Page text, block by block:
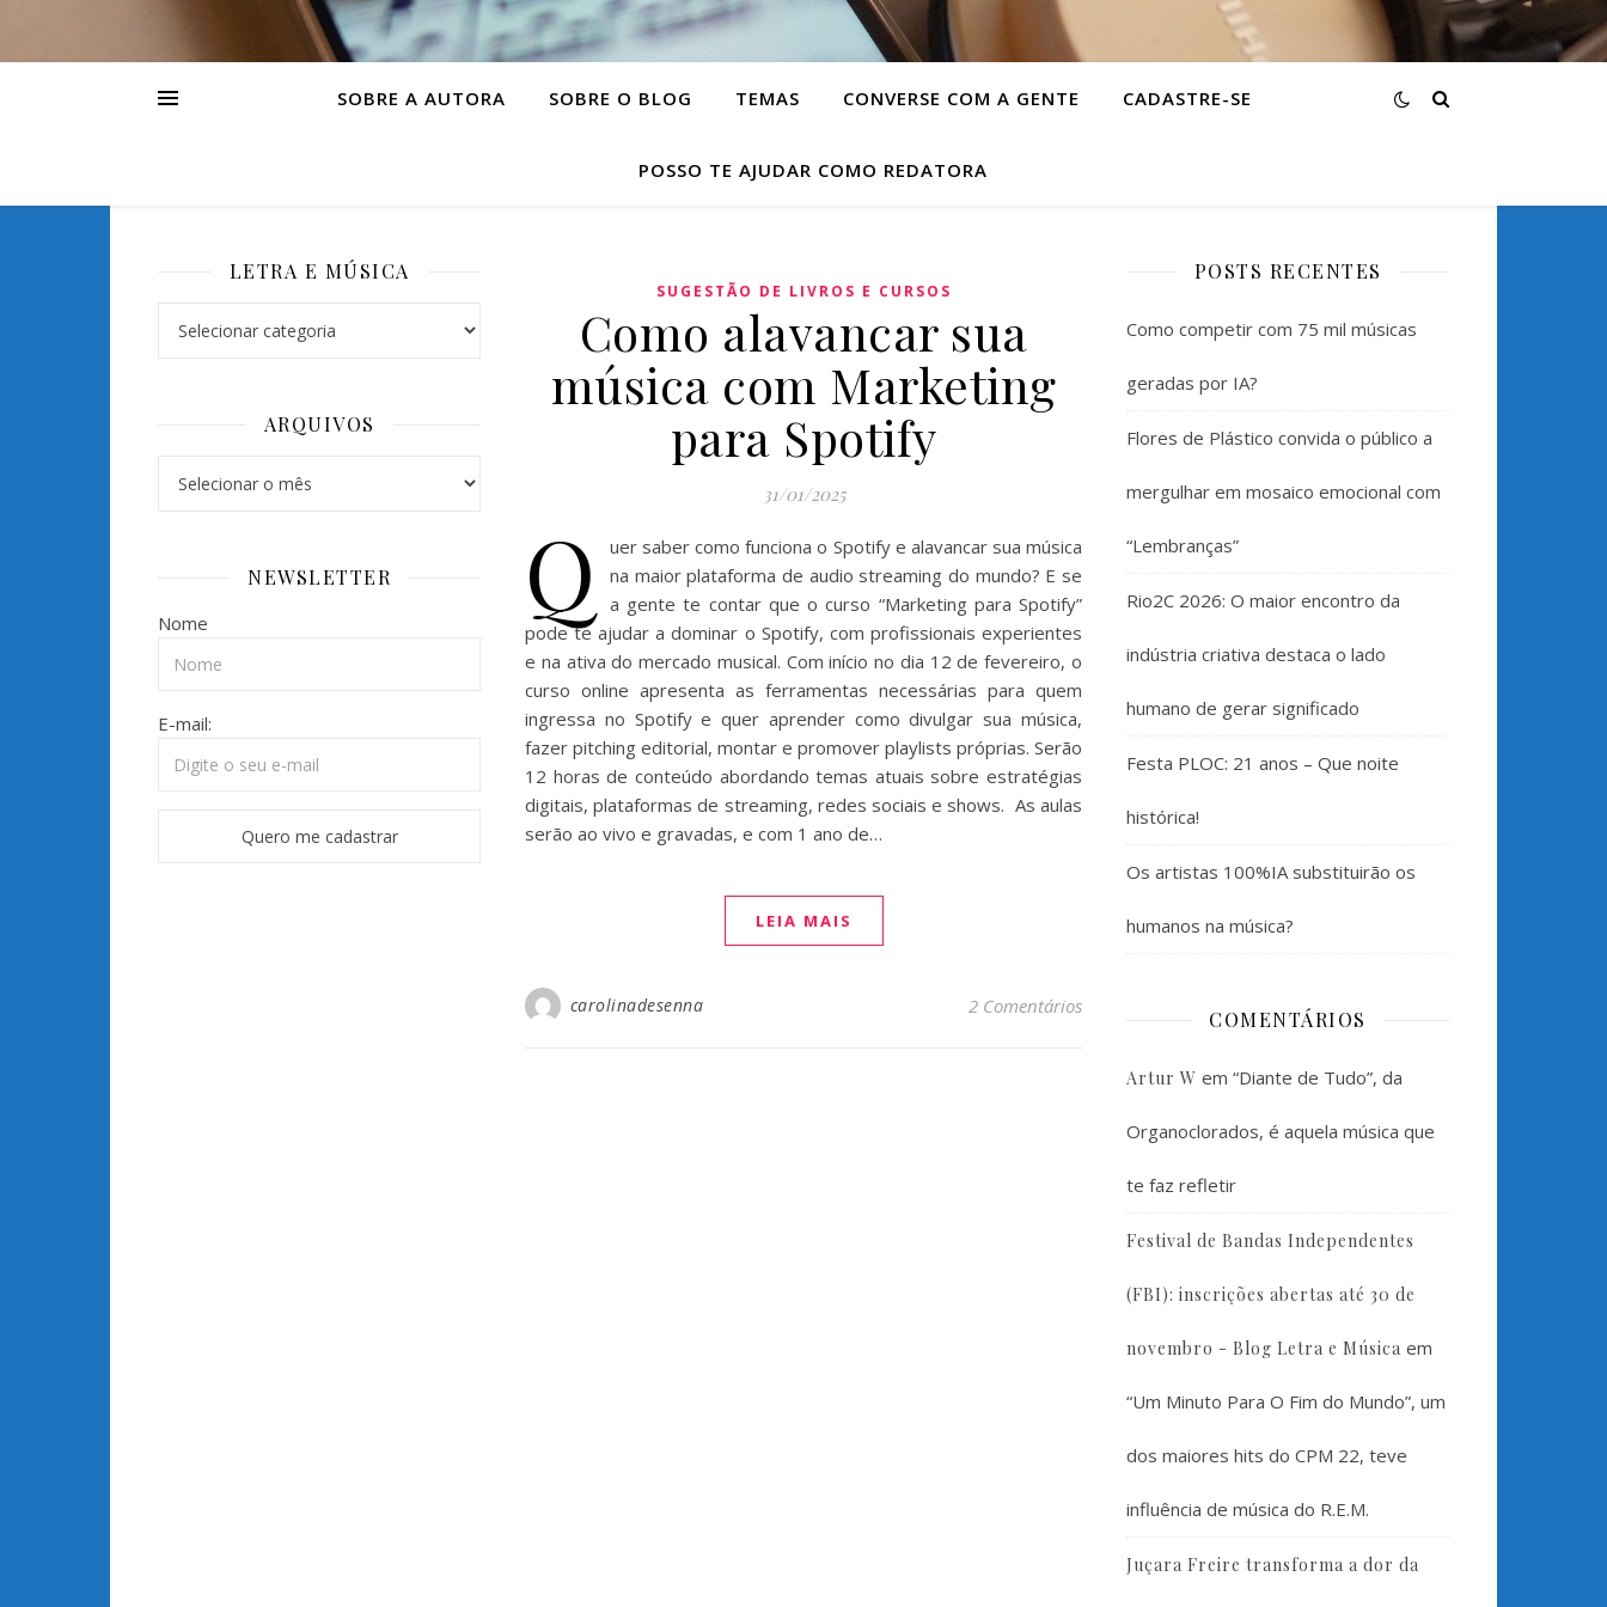
SOBRE A AUTORA SOBRE O BLOG TEMAS CONVERSE COM A GENTE CADASTRE-SE
POSSO TE AJUDAR COMO REDATORA
LETRA E MÚSICA
ARQUIVOS
NEWSLETTER
Nome
E-mail:
SUGESTÃO DE LIVROS E CURSOS
Como alavancar sua
música com Marketing
para Spotify
31/01/2025
Q
uer saber como funciona o Spotify e alavancar sua música
na maior plataforma de audio streaming do mundo? E se
a gente te contar que o curso “Marketing para Spotify”
pode te ajudar a dominar o Spotify, com profissionais experientes
e na ativa do mercado musical. Com início no dia 12 de fevereiro, o
curso online apresenta as ferramentas necessárias para quem
ingressa no Spotify e quer aprender como divulgar sua música,
fazer pitching editorial, montar e promover playlists próprias. Serão
12 horas de conteúdo abordando temas atuais sobre estratégias
digitais, plataformas de streaming, redes sociais e shows. As aulas
serão ao vivo e gravadas, e com 1 ano de…
LEIA MAIS
carolinadesenna 2 Comentários
POSTS RECENTES
Como competir com 75 mil músicas
geradas por IA?
Flores de Plástico convida o público a
mergulhar em mosaico emocional com
“Lembranças”
Rio2C 2026: O maior encontro da
indústria criativa destaca o lado
humano de gerar significado
Festa PLOC: 21 anos – Que noite
histórica!
Os artistas 100%IA substituirão os
humanos na música?
COMENTÁRIOS
Artur W em “Diante de Tudo”, da
Organoclorados, é aquela música que
te faz refletir
Festival de Bandas Independentes
(FBI): inscrições abertas até 30 de
novembro - Blog Letra e Música em
“Um Minuto Para O Fim do Mundo”, um
dos maiores hits do CPM 22, teve
influência de música do R.E.M.
Juçara Freire transforma a dor da